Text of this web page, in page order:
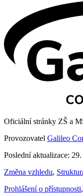
Oficiální stránky ZŠ a
Provozovatel Galileo
Poslední aktualizace:
Změna vzhledu,
Prohlášení o přístupnosti,